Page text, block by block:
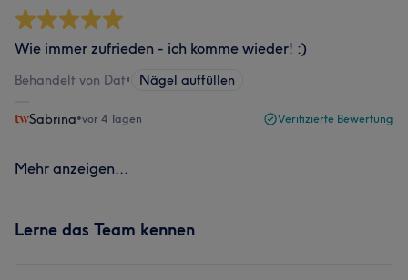
Wie immer zufrieden - ich komme wieder! :)
Behandelt von Dat• Nägel auffüllen
Sabrina•vor 4 Tagen Verifizierte Bewertung
Mehr anzeigen...
Lerne das Team kennen